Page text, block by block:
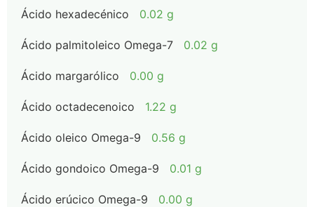
Ácido hexadecénico 0.02 g
Ácido palmitoleico Omega-7 0.02 g
Ácido margarólico 0.00 g
Ácido octadecenoico 1.22 g
Ácido oleico Omega-9 0.56 g
Ácido gondoico Omega-9 0.01 g
Ácido erúcico Omega-9 0.00 g